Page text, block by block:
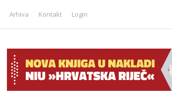
Arhiva Kontakt Login